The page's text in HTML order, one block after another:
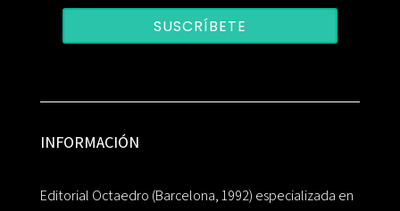
SUSCRÍBETE
INFORMACIÓN
Editorial Octaedro (Barcelona, 1992) especializada en